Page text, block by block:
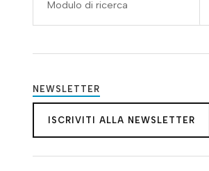
NEWSLETTER
ISCRIVITI ALLA NEWSLETTER